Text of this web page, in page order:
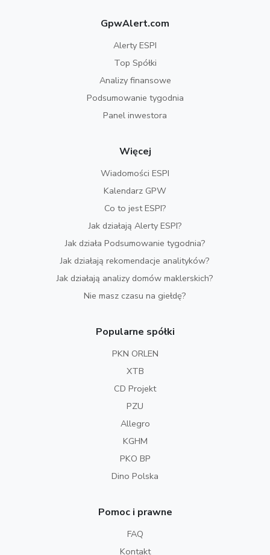
GpwAlert.com
Alerty ESPI
Top Spółki
Analizy finansowe
Podsumowanie tygodnia
Panel inwestora
Więcej
Wiadomości ESPI
Kalendarz GPW
Co to jest ESPI?
Jak działają Alerty ESPI?
Jak działa Podsumowanie tygodnia?
Jak działają rekomendacje analityków?
Jak działają analizy domów maklerskich?
Nie masz czasu na giełdę?
Popularne spółki
PKN ORLEN
XTB
CD Projekt
PZU
Allegro
KGHM
PKO BP
Dino Polska
Pomoc i prawne
FAQ
Kontakt